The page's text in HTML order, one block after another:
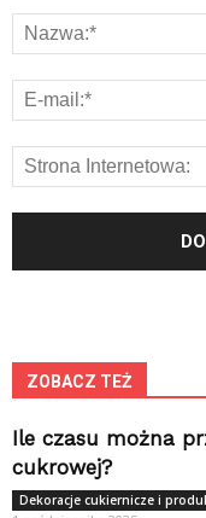
ZOBACZ TEŻ
Ile czasu można
cukrowej?
Dekoracje cukiernicze i